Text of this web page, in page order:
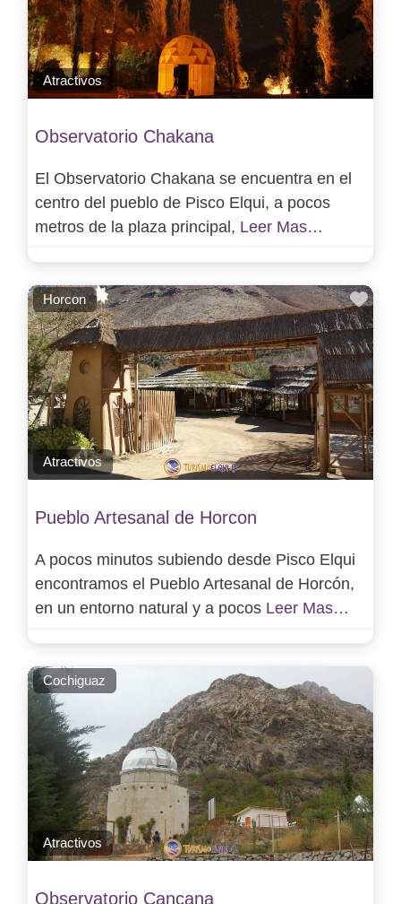
Atractivos
Observatorio Chakana
El Observatorio Chakana se encuentra en el
centro del pueblo de Pisco Elqui, a pocos
metros de la plaza principal, Leer Mas…
Horcon
Atractivos
Pueblo Artesanal de Horcon
A pocos minutos subiendo desde Pisco Elqui
encontramos el Pueblo Artesanal de Horcón,
en un entorno natural y a pocos Leer Mas…
Cochiguaz
Atractivos
Observatorio Cancana